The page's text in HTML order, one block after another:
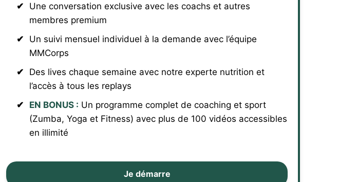
Une conversation exclusive avec les coachs et autres
membres premium
Un suivi mensuel individuel à la demande avec l’équipe
MMCorps
Des lives chaque semaine avec notre experte nutrition et
l’accès à tous les replays
EN BONUS : Un programme complet de coaching et sport
(Zumba, Yoga et Fitness) avec plus de 100 vidéos accessibles
en illimité
Je démarre